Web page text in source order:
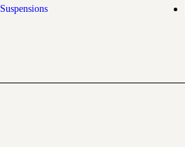
Suspensions